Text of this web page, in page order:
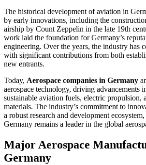
The historical development of aviation in
by early innovations, including the
airship by Count Zeppelin in the late 19th
work laid the foundation for Germany’s
engineering. Over the years, the industry has
with significant contributions from both
new entrants.
Today, Aerospace companies in Germany
aerospace technology, driving advancements
sustainable aviation fuels, electric propulsion,
materials. The industry’s commitment to
a robust research and development
Germany remains a leader in the global
Major Aerospace
Germany